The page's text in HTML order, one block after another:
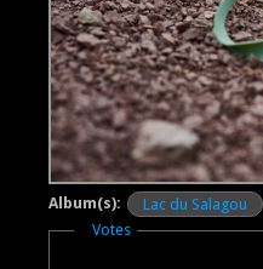
Album(s):
Lac du Salagou
Masquer
Votes